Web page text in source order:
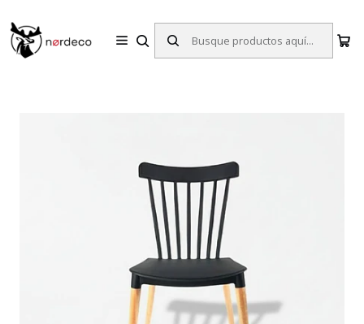
Inicio Sillas de Comedor Silla Finnmark Negro